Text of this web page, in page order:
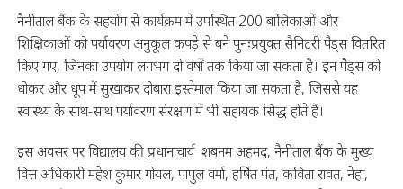
नैनीताल बैंक के सहयोग से कार्यक्रम में उपस्थित 200 बालिकाओं और
शिक्षिकाओं को पर्यावरण अनुकूल कपड़े से बने पुनःप्रयुक्त सैनिटरी पैड्स वितरित
किए गए, जिनका उपयोग लगभग दो वर्षों तक किया जा सकता है। इन पैड्स को
धोकर और धूप में सुखाकर दोबारा इस्तेमाल किया जा सकता है, जिससे यह
स्वास्थ्य के साथ-साथ पर्यावरण संरक्षण में भी सहायक सिद्ध होते हैं।
इस अवसर पर विद्यालय की प्रधानाचार्य शबनम अहमद, नैनीताल बैंक के मुख्य
वित्त अधिकारी महेश कुमार गोयल, पापुल वर्मा, हर्षित पंत, कविता रावत, नेहा,